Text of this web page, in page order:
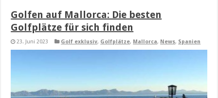
Golfen auf Mallorca: Die besten
Golfplätze für sich finden
23. Juni 2023 Golf exklusiv, Golfplätze, Mallorca, News, Spanien